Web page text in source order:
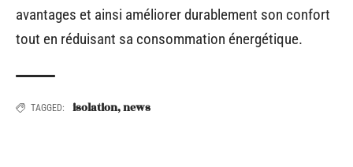
avantages et ainsi améliorer durablement son confort
tout en réduisant sa consommation énergétique.
TAGGED: isolation,news